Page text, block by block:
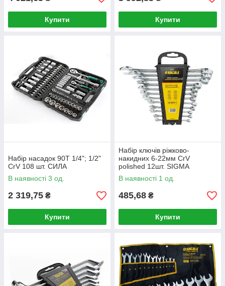
Купити Купити
Набір насадок 90T 1/4"; 1/2"
CrV 108 шт. СИЛА
В наявності 3 од.
2 319,75 ₴
Купити
Набір ключів ріжково-
накидних 6-22мм CrV
polished 12шт. SIGMA
В наявності 1 од.
485,68 ₴
Купити